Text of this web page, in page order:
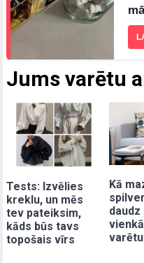
Jums varētu
Tests: Izvēlies
kreklu, un mēs
tev pateiksim,
kāds būs tavs
topošais vīrs
Kā
daudz